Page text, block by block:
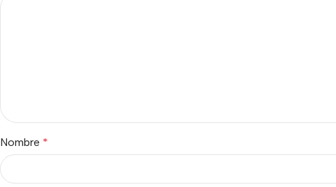
Nombre *